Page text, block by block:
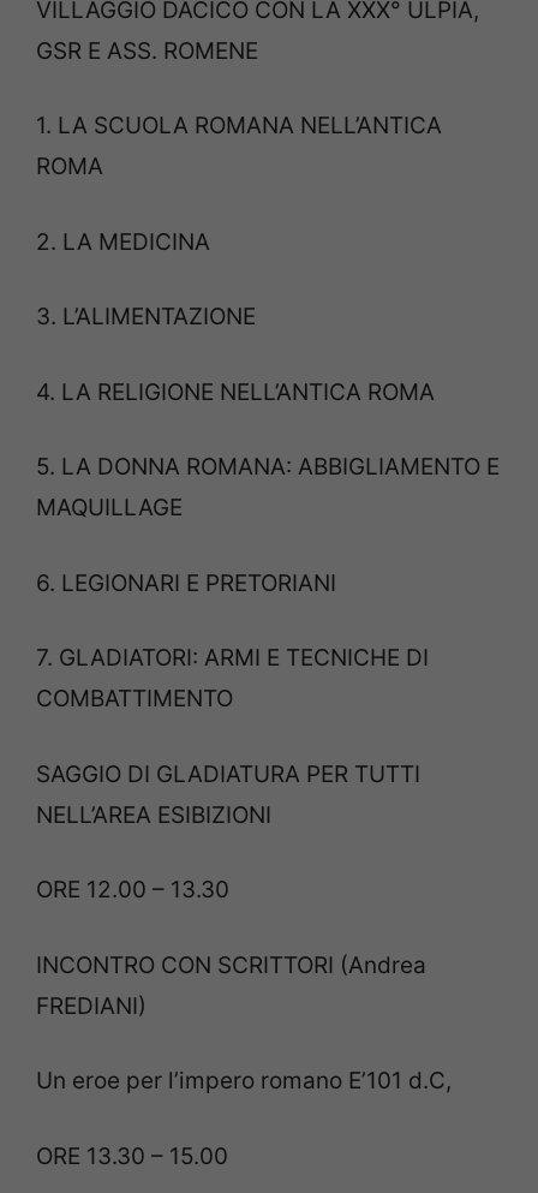
VILLAGGIO DACICO CON LA XXX° ULPIA,
GSR E ASS. ROMENE
1. LA SCUOLA ROMANA NELL’ANTICA
ROMA
2. LA MEDICINA
3. L’ALIMENTAZIONE
4. LA RELIGIONE NELL’ANTICA ROMA
5. LA DONNA ROMANA: ABBIGLIAMENTO E
MAQUILLAGE
6. LEGIONARI E PRETORIANI
7. GLADIATORI: ARMI E TECNICHE DI
COMBATTIMENTO
SAGGIO DI GLADIATURA PER TUTTI
NELL’AREA ESIBIZIONI
ORE 12.00 – 13.30
INCONTRO CON SCRITTORI (Andrea
FREDIANI)
Un eroe per l’impero romano E’101 d.C,
ORE 13.30 – 15.00